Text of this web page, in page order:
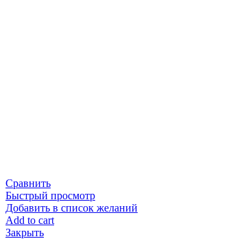
Сравнить
Быстрый просмотр
Добавить в список желаний
Add to cart
Закрыть